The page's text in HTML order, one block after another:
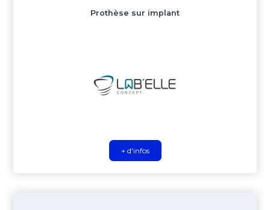
Prothèse sur implant
+ d'infos